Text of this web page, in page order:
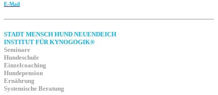
E-Mail
STADT MENSCH HUND NEUENDEICH
INSTITUT FÜR KYNOGOGIK®
Seminare
Hundeschule
Einzelcoaching
Hundepension
Ernährung
Systemische Beratung